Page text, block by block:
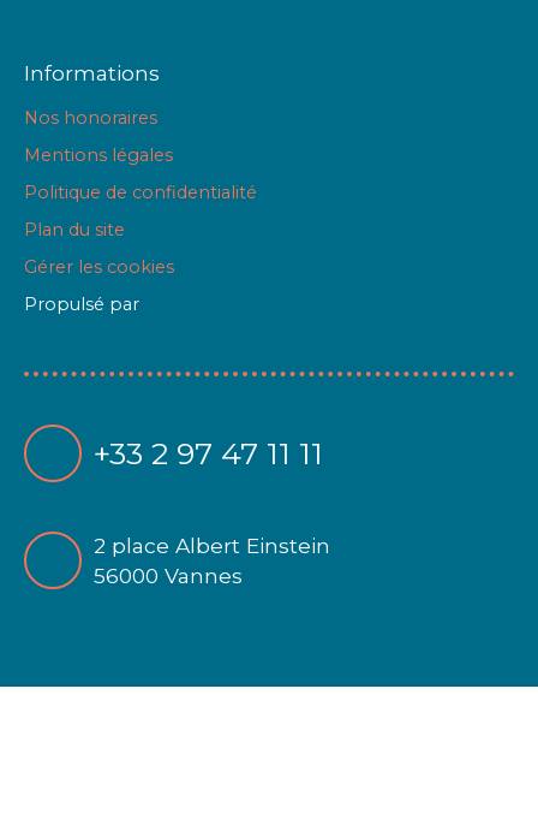
Informations
Nos honoraires
Mentions légales
Politique de confidentialité
Plan du site
Gérer les cookies
Propulsé par
+33 2 97 47 11 11
2 place Albert Einstein
56000 Vannes